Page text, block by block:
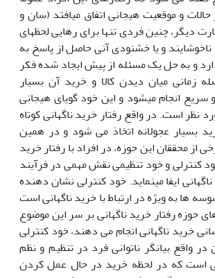
و موقعیت هیجانی اتفاق می­افتد (سان و
به عبارت دیگر، چنین فردی تنها برای رهایی لحظه­ای
ناخوشایند و یا خشنودی آنی حاصل از پاسخ به
و به حل یک مسئله از پیش ایجاد شده فکر
زمانی میان دیدن کالا و خرید آن بسیار
سریع انجام می­شود و این خود گویای هیجانی
نظر است. در واقع رفتار خرید ناگهانی کوتاه
بسیار عجولانه اتخاذ می شود و در همین
از محققان این حوزه، در افراد با رفتار خرید
کنترلی و خود تنظیمی نقش مهمی در فرآیند
ایفا می­نماید. خود کنترلی نشان دهنده
ها به ویژه در ارتباط با خرید ناگهانی است
حوزه رفتار خرید ناگهانی بر سر این موضوع
خرید ناگهانی انجام می دهند، خود کنترلی
در واقع بیانگر ناتوانی فرد در تنظیم و نظم
است که در لحظه خرید در حال عمل کردن